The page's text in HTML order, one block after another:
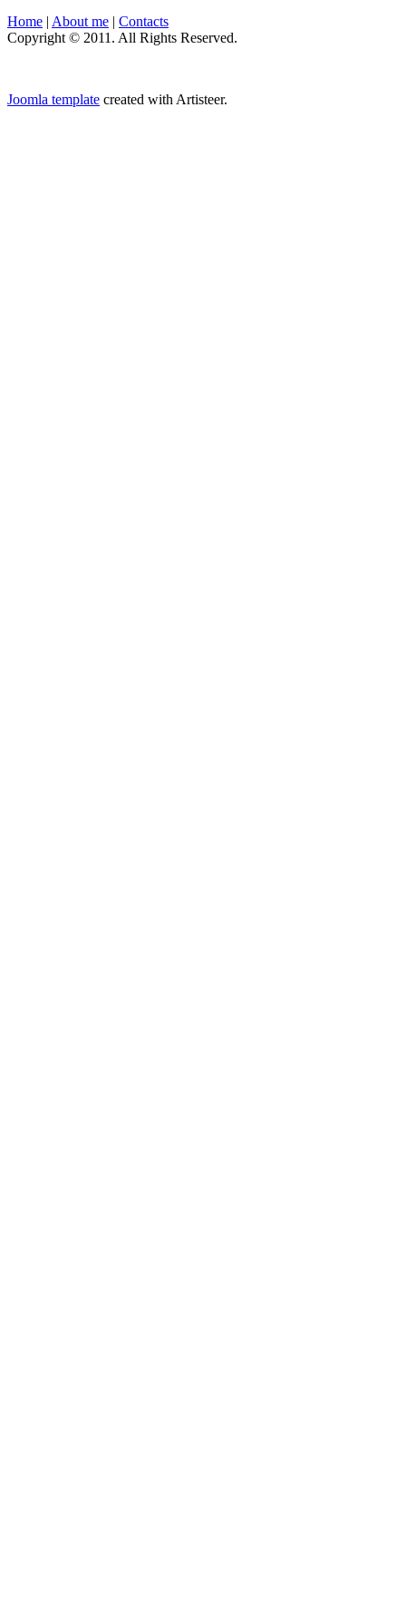
Home | About me | Contacts
Copyright © 2011. All Rights Reserved.
Joomla template created with Artisteer.